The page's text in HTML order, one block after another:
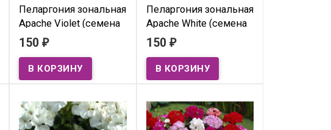
Пеларгония зональная
Apache Violet (семена
5 шт.)
В наличии
Pelargonium hortorum
150₽
Пеларгония зональная
Apache White (семена
5 шт.)
В наличии
Pelargonium hortorum
150 ₽